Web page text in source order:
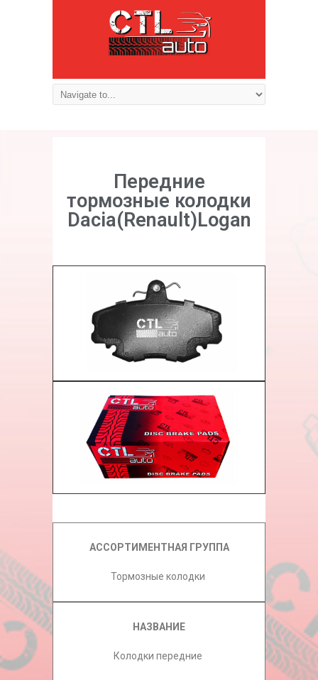
Передние
тормозные колодки
Dacia(Renault)Logan
АССОРТИМЕНТНАЯ ГРУППА
Тормозные колодки
НАЗВАНИЕ
Колодки передние